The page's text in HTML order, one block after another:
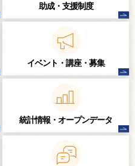
助成・支援制度
イベント・講座・ 募集
統計情報・ オープンデータ